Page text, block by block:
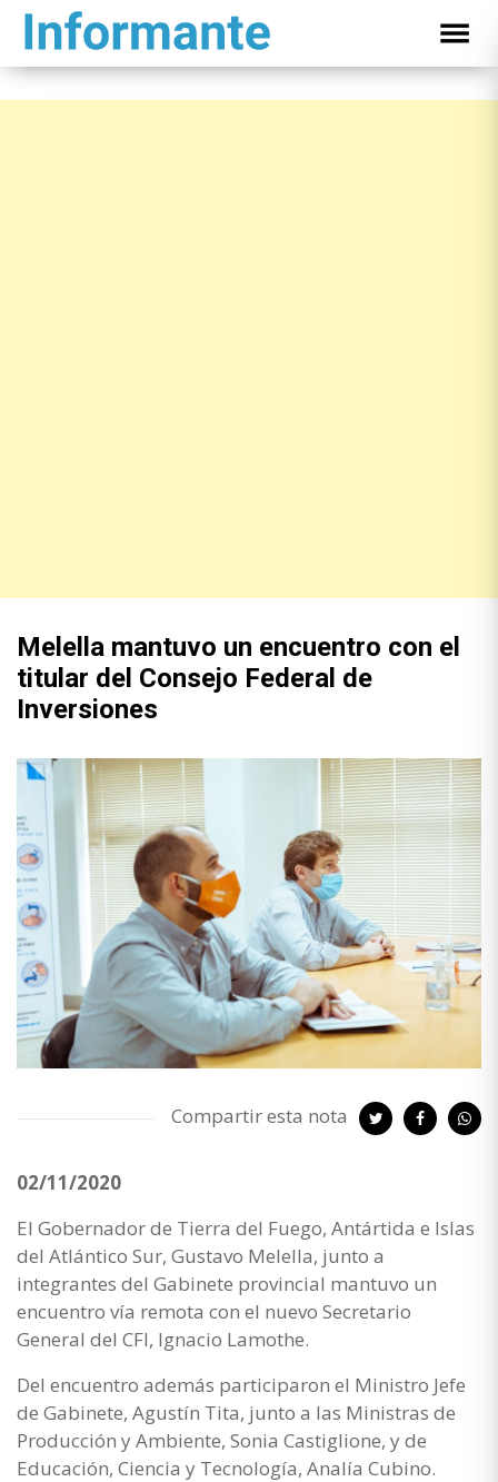
Melella mantuvo un encuentro con el
titular del Consejo Federal de
Inversiones
Compartir esta nota
02/11/2020
El Gobernador de Tierra del Fuego, Antártida e Islas
del Atlántico Sur, Gustavo Melella, junto a
integrantes del Gabinete provincial mantuvo un
encuentro vía remota con el nuevo Secretario
General del CFI, Ignacio Lamothe.
Del encuentro además participaron el Ministro Jefe
de Gabinete, Agustín Tita, junto a las Ministras de
Producción y Ambiente, Sonia Castiglione, y de
Educación, Ciencia y Tecnología, Analía Cubino.